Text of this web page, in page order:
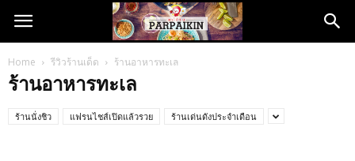
Home รีวิวร้านเด็ด ร้านอาหารทะเล
ร้านอาหารทะเล
ร้านนั่งชิว แฟรนไชส์เปิดแล้วรวย ร้านเด่นดังประจำเดือน